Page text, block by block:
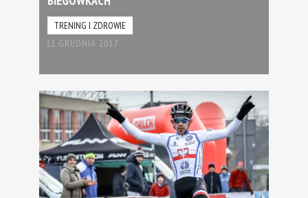
TRENING I ZDROWIE
11 GRUDNIA 2017